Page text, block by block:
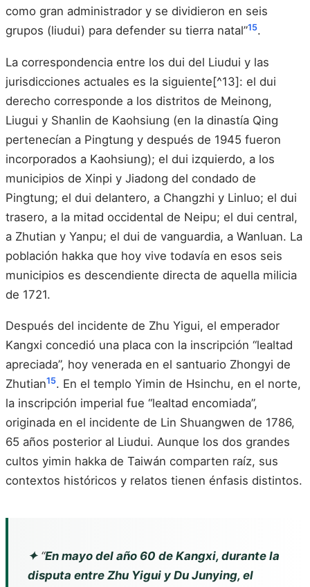
como gran administrador y se dividieron en seis
grupos (liudui) para defender su tierra natal”15.
La correspondencia entre los dui del Liudui y las
jurisdicciones actuales es la siguiente[^13]: el dui
derecho corresponde a los distritos de Meinong,
Liugui y Shanlin de Kaohsiung (en la dinastía Qing
pertenecían a Pingtung y después de 1945 fueron
incorporados a Kaohsiung); el dui izquierdo, a los
municipios de Xinpi y Jiadong del condado de
Pingtung; el dui delantero, a Changzhi y Linluo; el dui
trasero, a la mitad occidental de Neipu; el dui central,
a Zhutian y Yanpu; el dui de vanguardia, a Wanluan. La
población hakka que hoy vive todavía en esos seis
municipios es descendiente directa de aquella milicia
de 1721.
Después del incidente de Zhu Yigui, el emperador
Kangxi concedió una placa con la inscripción “lealtad
apreciada”, hoy venerada en el santuario Zhongyi de
Zhutian15. En el templo Yimin de Hsinchu, en el norte,
la inscripción imperial fue “lealtad encomiada”,
originada en el incidente de Lin Shuangwen de 1786,
65 años posterior al Liudui. Aunque los dos grandes
cultos yimin hakka de Taiwán comparten raíz, sus
contextos históricos y relatos tienen énfasis distintos.
✦“En mayo del año 60 de Kangxi, durante la
disputa entre Zhu Yigui y Du Junying, el